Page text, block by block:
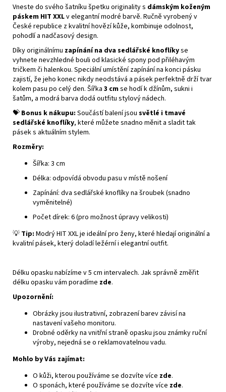
Vneste do svého šatníku špetku originality s dámským koženým
páskem HIT XXLv elegantní modré barvě. Ručně vyrobený v
České republice z kvalitní hovězí kůže, kombinuje odolnost,
pohodlí a nadčasový design.
Díky originálnímu zapínání na dva sedlářské knoflíkyse
vyhnete nevzhledné bouli od klasické spony pod přiléhavým
tričkem či halenkou. Speciální umístění zapínání na konci pásku
zajistí, že jeho konec nikdy neodstává a pásek perfektně drží tvar
kolem pasu po celý den. Šířka 3 cmse hodí k džínům, sukni i
šatům, a modrá barva dodá outfitu stylový nádech.
💝 Bonus k nákupu: Součástí balení jsou světlé i tmavé
sedlářské knoflíky, které můžete snadno měnit a sladit tak
pásek s aktuálním stylem.
Rozměry:
Šířka: 3 cm
Délka: odpovídá obvodu pasu v místě nošení
Zapínání: dva sedlářské knoflíky na šroubek (snadno
vyměnitelné)
Počet dírek: 6 (pro možnost úpravy velikosti)
💡 Tip: Modrý HIT XXL je ideální pro ženy, které hledají originální a
kvalitní pásek, který doladí ležérní i elegantní outfit.
Délku opasku nabízíme v 5 cm intervalech. Jak správně změřit
délku opasku vám poradíme zde.
Upozornění:
Obrázky jsou ilustrativní, zobrazení barev závisí na
nastavení vašeho monitoru.
Drobné oděrky na vnitřní straně opasku jsou známky ruční
výroby, nejedná se o reklamovatelnou vadu.
Mohlo by Vás zajímat:
O kůži, kterou používáme se dozvíte více zde.
O sponách, které používáme se dozvíte více zde.